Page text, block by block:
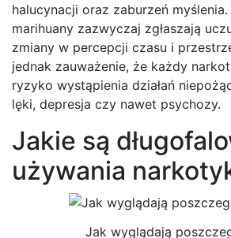
halucynacji oraz zaburzeń
marihuany zazwyczaj zgłaszają
zmiany w percepcji czasu i
jednak zauważenie, że każdy
ryzyko wystąpienia działań
lęki, depresja czy nawet psychozy.
Jakie są
używania
Jak wyglądają